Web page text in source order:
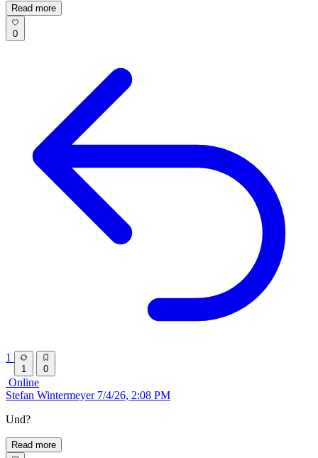
Read more
0
1
1 0
Online
Stefan Wintermeyer 7/4/26, 2:08 PM
Und?
Read more